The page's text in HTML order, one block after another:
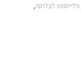
פלייסמט לצלחות,